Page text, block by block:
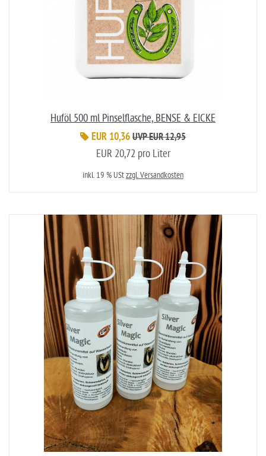
Huföl 500 ml Pinselflasche, BENSE & EICKE
EUR 10,36 UVP EUR 12,95
EUR 20,72 pro Liter
inkl. 19 % UStzzgl. Versandkosten